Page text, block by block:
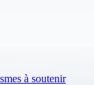
à soutenir